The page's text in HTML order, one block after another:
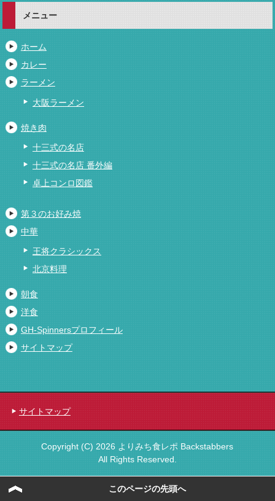
メニュー
ホーム
カレー
ラーメン
大阪ラーメン
焼き肉
十三式の名店
十三式の名店 番外編
卓上コンロ図鑑
第３のお好み焼
中華
王将クラシックス
北京料理
朝食
洋食
GH-Spinnersプロフィール
サイトマップ
サイトマップ
Copyright (C) 2026 よりみち食レポ Backstabbers
All Rights Reserved.
このページの先頭へ